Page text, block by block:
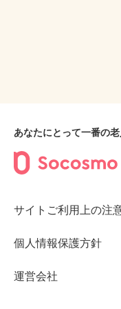
あなたにとって一番の
サイトご利用上の注
個人情報保護方針
運営会社